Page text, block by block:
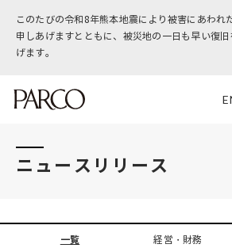
このたびの令和8年熊本地震により被害にあわれ
申しあげますとともに、被災地の一日も早い復
げます。
ニュースリリース
一覧 経営・財務